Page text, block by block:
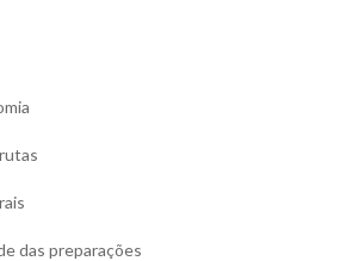
das preparações